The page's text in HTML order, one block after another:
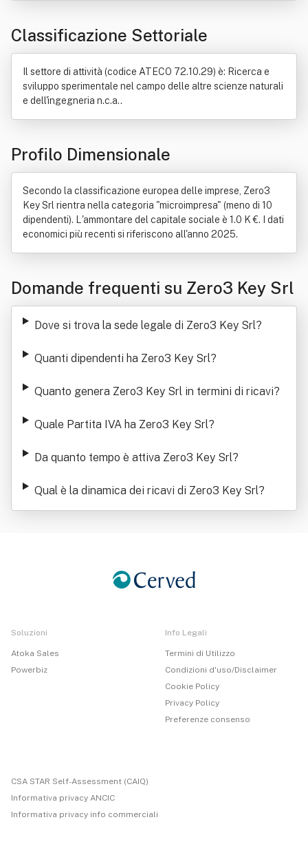
Prodotto (economia)
Produzione Servizio
Classificazione Settoriale
Il settore di attività (codice ATECO 72.10.29) è: Ricerca e
sviluppo sperimentale nel campo delle altre scienze naturali
e dell'ingegneria n.c.a..
Profilo Dimensionale
Secondo la classificazione europea delle imprese, Zero3
Key Srl rientra nella categoria "microimpresa" (meno di 10
dipendenti). L'ammontare del capitale sociale è 1.0 K €. I dati
economici più recenti si riferiscono all'anno 2025.
Domande frequenti su Zero3 Key Srl
Dove si trova la sede legale di Zero3 Key Srl?
Quanti dipendenti ha Zero3 Key Srl?
Quanto genera Zero3 Key Srl in termini di ricavi?
Quale Partita IVA ha Zero3 Key Srl?
Da quanto tempo è attiva Zero3 Key Srl?
Qual è la dinamica dei ricavi di Zero3 Key Srl?
Soluzioni
Atoka Sales
Powerbiz
Info Legali
Termini di Utilizzo
Condizioni d'uso/Disclaimer
Cookie Policy
Privacy Policy
Preferenze consenso
CSA STAR Self-Assessment (CAIQ)
Informativa privacy ANCIC
Informativa privacy info commerciali